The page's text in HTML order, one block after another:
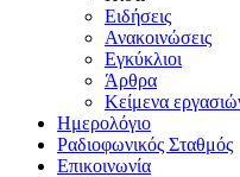
Ειδήσεις
Ανακοινώσεις
Εγκύκλιοι
Άρθρα
Κείμενα
Ημερολόγιο
Ραδιοφωνικός Σταθμός
Επικοινωνία